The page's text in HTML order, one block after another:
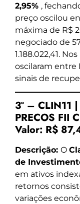
2,95% ,
preço oscilou
máxima de R$
negociado de
1.188.022,41.
oscilaram entre
sinais de
3º – CLIN11
PRECOS FII
Valor: R$
Descrição: O
de
em ativos
retornos
variações